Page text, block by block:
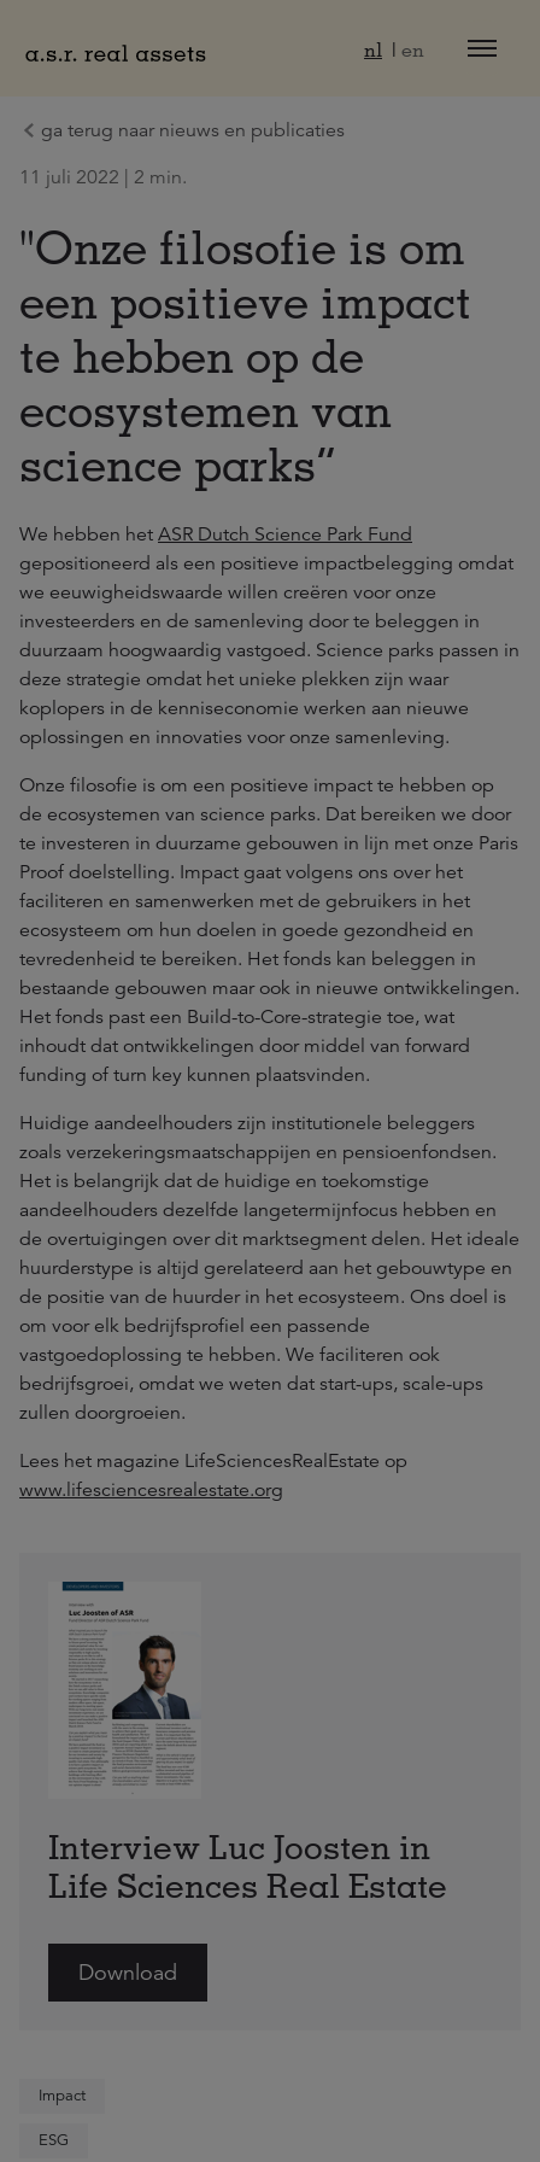
nl en
ga terug naar nieuws en publicaties
11 juli 2022 | 2 min.
"Onze filosofie is om
een positieve impact
te hebben op de
ecosystemen van
science parks”
We hebben het ASR Dutch Science Park Fund
gepositioneerd als een positieve impactbelegging omdat
we eeuwigheidswaarde willen creëren voor onze
investeerders en de samenleving door te beleggen in
duurzaam hoogwaardig vastgoed. Science parks passen in
deze strategie omdat het unieke plekken zijn waar
koplopers in de kenniseconomie werken aan nieuwe
oplossingen en innovaties voor onze samenleving.
Onze filosofie is om een positieve impact te hebben op
de ecosystemen van science parks. Dat bereiken we door
te investeren in duurzame gebouwen in lijn met onze Paris
Proof doelstelling. Impact gaat volgens ons over het
faciliteren en samenwerken met de gebruikers in het
ecosysteem om hun doelen in goede gezondheid en
tevredenheid te bereiken. Het fonds kan beleggen in
bestaande gebouwen maar ook in nieuwe ontwikkelingen.
Het fonds past een Build-to-Core-strategie toe, wat
inhoudt dat ontwikkelingen door middel van forward
funding of turn key kunnen plaatsvinden.
Huidige aandeelhouders zijn institutionele beleggers
zoals verzekeringsmaatschappijen en pensioenfondsen.
Het is belangrijk dat de huidige en toekomstige
aandeelhouders dezelfde langetermijnfocus hebben en
de overtuigingen over dit marktsegment delen. Het ideale
huurderstype is altijd gerelateerd aan het gebouwtype en
de positie van de huurder in het ecosysteem. Ons doel is
om voor elk bedrijfsprofiel een passende
vastgoedoplossing te hebben. We faciliteren ook
bedrijfsgroei, omdat we weten dat start-ups, scale-ups
zullen doorgroeien.
Lees het magazine LifeSciencesRealEstate op
www.lifesciencesrealestate.org
Interview Luc Joosten in
Life Sciences Real Estate
Download
Impact
ESG